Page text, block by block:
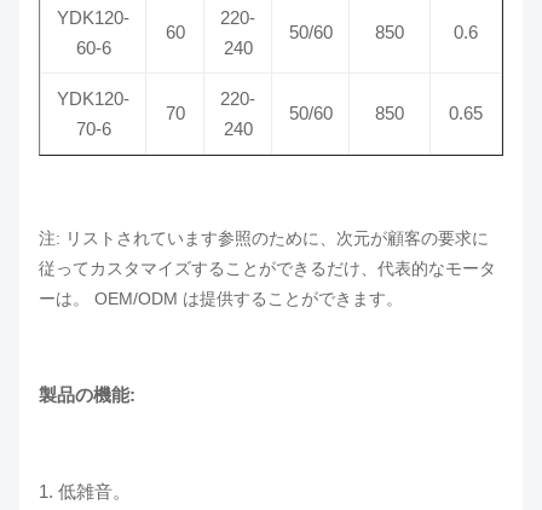
YDK120-
60-6
60
220-
240
50/60 850 0.6
YDK120-
70-6
70
220-
240
50/60 850 0.65
注: リストされています参照のために、次元が顧客の要求に
従ってカスタマイズすることができるだけ、代表的なモータ
ーは。 OEM/ODM は提供することができます。
製品の機能:
1. 低雑音。